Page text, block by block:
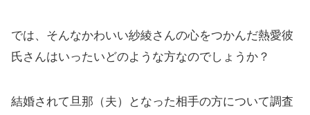
では、そんなかわいい紗綾さんの心をつかんだ熱愛彼
氏さんはいったいどのような方なのでしょうか？
結婚されて旦那（夫）となった相手の方について調査